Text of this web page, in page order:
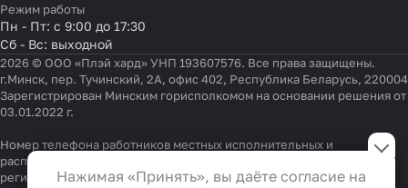
Режим работы
Пн - Пт: с 9:00 до 17:30
Сб - Вс: выходной
2026 © ООО «Плэй хард» УНП 193607576. Все права защищены.
г.Минск, пер. Тучинский, 2А, офис 402, Республика Беларусь, 220004
Зарегистрирован Минским горисполкомом на основании решения от
03.01.2022 г.
Номер телефона работников местных исполнительных и
распорядительных органов по месту государственной
регистрации ООО «Плэй хард», уполномоченных рассматривать
Функциональные
Нажимая «Принять», вы даёте согласие на